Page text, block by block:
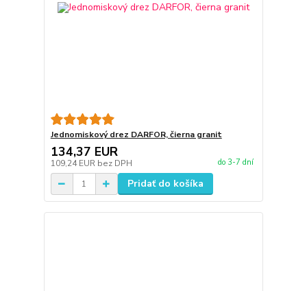
Jednomiskový drez DARFOR, čierna granit
134,37 EUR
109,24 EUR bez DPH do 3-7 dní
Pridať do košíka